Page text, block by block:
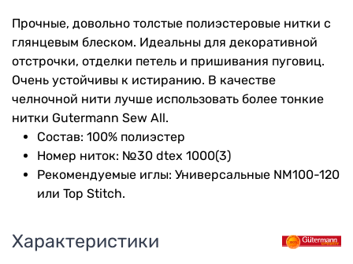
Прочные, довольно толстые полиэстеровые нитки с
глянцевым блеском. Идеальны для декоративной
отстрочки, отделки петель и пришивания пуговиц.
Очень устойчивы к истиранию. В качестве
челночной нити лучше использовать более тонкие
нитки Gutermann Sew All.
Состав: 100% полиэстер
Номер ниток: №30 dtex 1000(3)
Рекомендуемые иглы: Универсальные NM100-120
или Top Stitch.
Характеристики